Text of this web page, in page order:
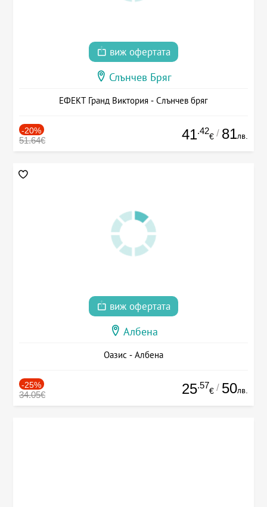
виж офертата
Слънчев Бряг
ЕФЕКТ Гранд Виктория - Слънчев бряг
-20%
51.64€ 41.42
€ / 81лв.
виж офертата
Албена
Оазис - Албена
-25%
34.05€ 25.57
€ / 50лв.